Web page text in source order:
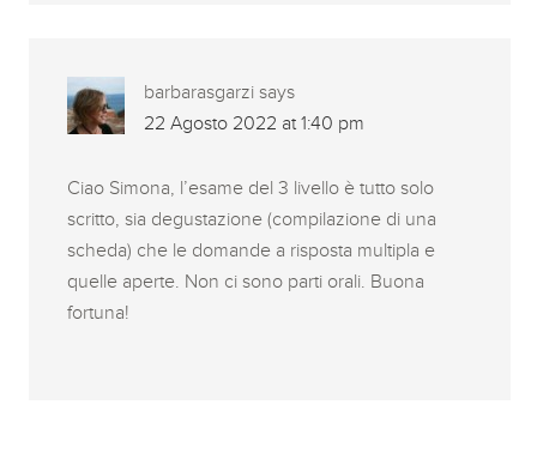
barbarasgarzi says
22 Agosto 2022 at 1:40 pm
Ciao Simona, l’esame del 3 livello è tutto solo
scritto, sia degustazione (compilazione di una
scheda) che le domande a risposta multipla e
quelle aperte. Non ci sono parti orali. Buona
fortuna!